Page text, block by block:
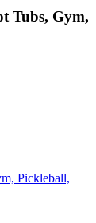
Tubs, Gym,
Pickleball,